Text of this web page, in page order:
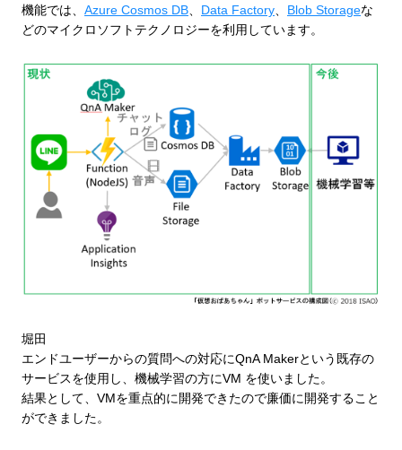
機能では、 Azure Cosmos DB Data Factory Blob Storageな
どのマイクロソフトテクノロジーを利用しています。
堀田
エンドユーザーからの質問への対応にQnA Makerという既存の
サービスを使用し、機械学習の方にVM を使いました。
結果として、VMを重点的に開発できたので廉価に開発すること
ができました。